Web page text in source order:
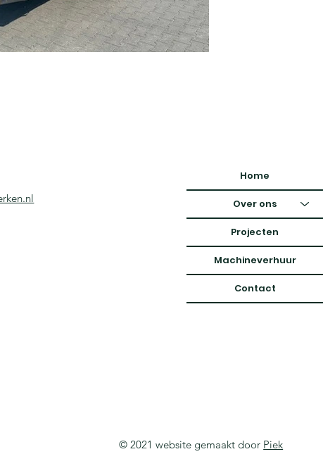
© 2021 website gemaakt door Piek
Home
Over ons
Projecten
Machineverhuur
Contact